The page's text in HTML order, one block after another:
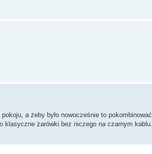
a żeby było nowocześnie to
żarówki bez niczego na czarnym kablu.